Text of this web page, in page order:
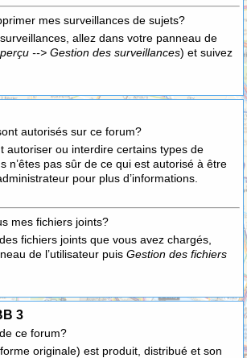
mes surveillances de sujets?
allez dans votre panneau de
--> Gestion des surveillances) et suivez
autorisés sur ce forum?
autoriser ou interdire certains types de
n’êtes pas sûr de ce qui est autorisé à être
pour plus d’informations.
mes fichiers joints?
fichiers joints que vous avez chargés,
de l’utilisateur puis Gestion des fichiers
3
ce forum?
originale) est produit, distribué et son